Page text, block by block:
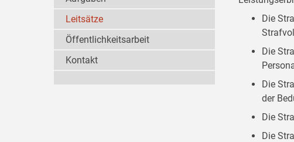
Die
Die
Die
der
Die
Die
Leitsätze
Öffentlichkeitsarbeit
Kontakt